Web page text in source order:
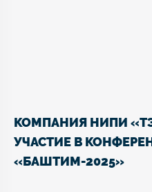
КОМПАНИЯ НИПИ
УЧАСТИЕ В
«БАШТИМ-2025»